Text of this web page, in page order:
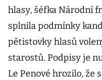
hlasy, šéfka Národní
splnila podmínky
pětistovky hlasů
starostů. Podpisy je
Le Penové hrozilo, že